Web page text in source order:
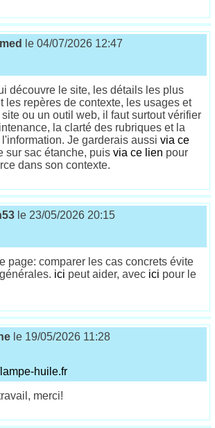
le 04/07/2026 12:47
découvre le site, les détails les plus
les repères de contexte, les usages et
ou un outil web, il faut surtout vérifier
la clarté des rubriques et la
Je garderais aussivia ce
sur sac étanche, puisvia ce lien pour
dans son contexte.
le 23/05/2026 20:15
page: comparer les cas concrets évite
ici peut aider, avec ici pour le
le 19/05/2026 11:28
huile.fr
merci!